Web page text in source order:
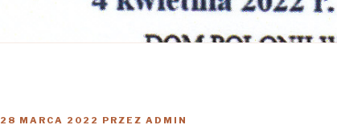
OPUBLIKOWANE
28 MARCA 2022 PRZEZ ADMIN